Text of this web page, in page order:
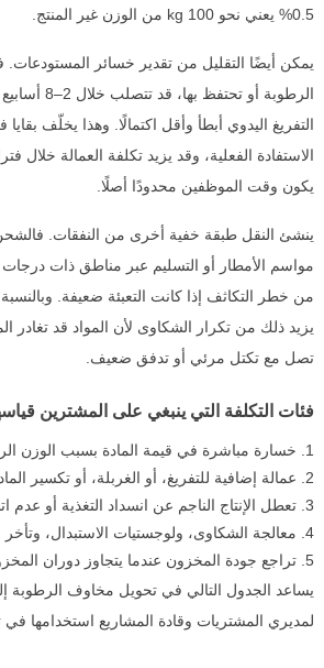
0.5% يعني نحو 100 kg من الوزن غير المنتج.
يمكن أيضًا التقليل من تقدير خسائر
الرطوبة أو
التفريغ اليدوي أبطأ وأقل اكتمالًا. وهذا يخلّف
الاستفادة الفعلية، وقد يزيد تكلفة العمالة خلال
يكون وقت الموظفين محدودًا أصلًا.
ينشئ النقل طبقة خفية أخرى من النفقات.
مواسم الأمطار أو التسليم عبر مناطق ذات درجات
من خطر التكاثف إذا كانت التعبئة ضعيفة. وبالنسبة
يزيد ذلك من تكرار الشكاوى لأن المواد قد تغادر
تصل مع تكتل مرئي أو تدفق ضعيف.
فئات التكلفة التي ينبغي على المشترين
خسارة مباشرة في قيمة المادة بسبب الوزن
عمالة إضافية للتفريغ، أو الغربلة، أو تكسير
تعطل الإنتاج الناجم عن انسداد التغذية أو عدم
معالجة الشكاوى، ولوجستيات الاستبدال، وتأخر
تراجع جودة المخزون عندما يتجاوز دوران المخزون 45–60
يساعد الجدول التالي في تحويل مخاوف الرطوبة
لمديري المشتريات وقادة المشاريع استخدامها في